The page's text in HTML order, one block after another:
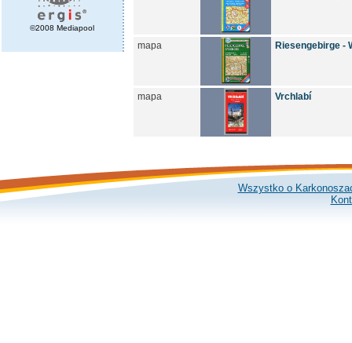
©2008 Mediapool
mapa Riesengebirge -
mapa Vrchlabí
Wszystko o